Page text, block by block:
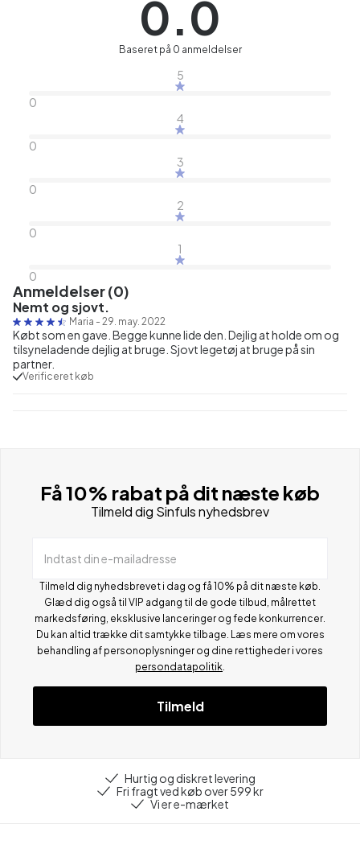
0.0
Baseret på 0 anmeldelser
5
0
4
0
3
0
2
0
1
0
Anmeldelser (0)
Nemt og sjovt.
Maria - 29. may. 2022
Købt som en gave. Begge kunne lide den. Dejlig at holde om og
tilsyneladende dejlig at bruge. Sjovt legetøj at bruge på sin
partner.
Verificeret køb
Få 10% rabat på dit næste køb
Tilmeld dig Sinfuls nyhedsbrev
Indtast din e-mailadresse
Tilmeld dig nyhedsbrevet i dag og få 10% på dit næste køb.
Glæd dig også til VIP adgang til de gode tilbud, målrettet
markedsføring, eksklusive lanceringer og fede konkurrencer.
Du kan altid trække dit samtykke tilbage. Læs mere om vores
behandling af personoplysninger og dine rettigheder i vores
persondatapolitik
Tilmeld
Hurtig og diskret levering
Fri fragt ved køb over 599 kr
Vi er e-mærket